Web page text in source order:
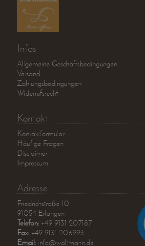
Infos
Allgemeine Geschäftsbedingungen
Versand
Zahlungsbedingungen
Widerrufsrecht
Kontakt
Kontaktformular
Häufige Fragen
Disclaimer
Impressum
Adresse
Friedrichstraße 10
91054 Erlangen
Telefon: +49 9131 207187
Fax: +49 9131 206993
Email: info@waltmann.de